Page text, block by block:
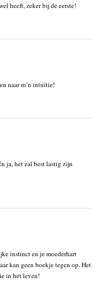
heeft, zeker bij de eerste!
naar m’n intuïtie!
ja, het zal best lastig zijn
instinct en je moederhart
kan geen boekje tegen op. Het
in het leven!